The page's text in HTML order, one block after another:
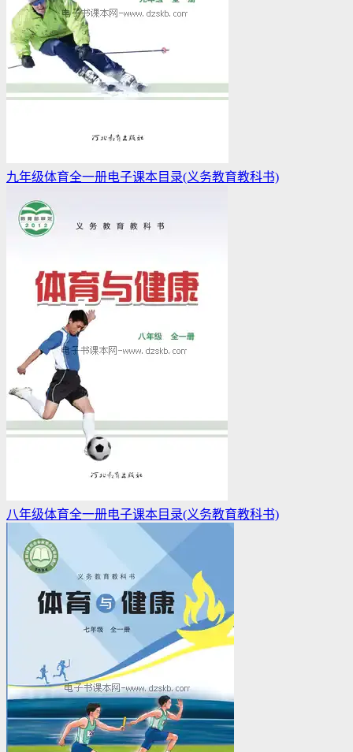
九年级体育全一册电子课本目录(义务教育教科书)
八年级体育全一册电子课本目录(义务教育教科书)